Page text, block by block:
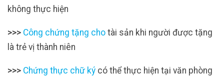
không thực hiện
>>> Công chứng tặng cho tài sản khi người được tặng
là trẻ vị thành niên
>>> Chứng thực chữ ký có thể thực hiện tại văn phòng